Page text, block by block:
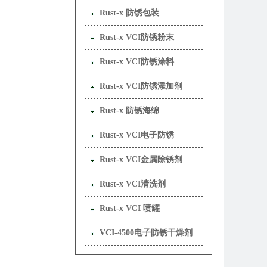
Rust-x 防锈包装
Rust-x VCI防锈粉末
Rust-x VCI防锈涂料
Rust-x VCI防锈添加剂
Rust-x 防锈海绵
Rust-x VCI电子防锈
Rust-x VCI金属除锈剂
Rust-x VCI清洗剂
Rust-x VCI 喷罐
VCI-4500电子防锈干燥剂